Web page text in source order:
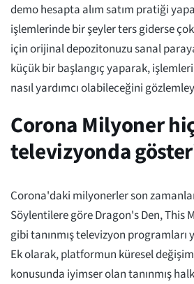
demo hesapta alım satım pratiği
işlemlerinde bir şeyler ters giderse
için orijinal depozitonuzu sanal
küçük bir başlangıç yaparak,
nasıl yardımcı olabileceğini
Corona Milyoner
televizyonda
Corona'daki milyonerler son
Söylentilere göre Dragon's Den, This
gibi tanınmış televizyon programları
Ek olarak, platformun küresel
konusunda iyimser olan tanınmış